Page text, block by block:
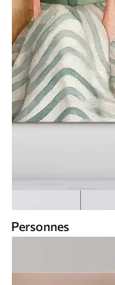
Personnes